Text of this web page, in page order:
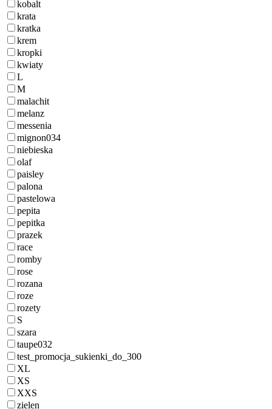
kobalt
krata
kratka
krem
kropki
kwiaty
L
M
malachit
melanz
messenia
mignon034
niebieska
olaf
paisley
palona
pastelowa
pepita
pepitka
prazek
race
romby
rose
rozana
roze
rozety
S
szara
taupe032
test_promocja_sukienki_do_300
XL
XS
XXS
zielen